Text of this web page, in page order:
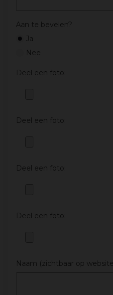
Aan te bevelen?
Ja
Nee
Deel een foto:
Deel een foto:
Deel een foto:
Deel een foto:
Naam (zichtbaar op